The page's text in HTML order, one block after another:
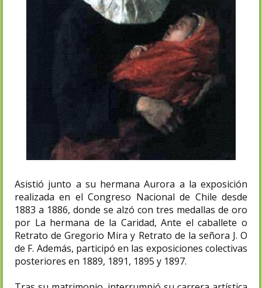
Asistió junto a su hermana Aurora a la exposición
realizada en el Congreso Nacional de Chile desde
1883 a 1886, donde se alzó con tres medallas de oro
por La hermana de la Caridad, Ante el caballete o
Retrato de Gregorio Mira y Retrato de la señora J. O
de F. Además, participó en las exposiciones colectivas
posteriores en 1889, 1891, 1895 y 1897.